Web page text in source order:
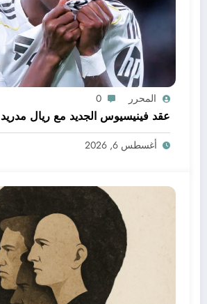
المحرر 0
عقد فينيسيوس الجديد مع ريال مدريد
أغسطس 6, 2026